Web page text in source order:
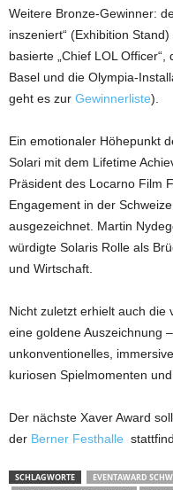
Weitere Bronze-Gewinner:
inszeniert“ (Exhibition
basierte „Chief LOL
Basel und die Olympia-
geht es zur Gewinnerliste).
Ein emotionaler Höhepunkt
Solari mit dem Lifetime
Präsident des Locarno Film
Engagement in der
ausgezeichnet. Martin
würdigte Solaris Rolle als
und Wirtschaft.
Nicht zuletzt erhielt auch die
eine goldene Auszeichnung
unkonventionelles,
kuriosen Spielmomenten
Der nächste Xaver Award
der Berner Festhalle
SCHLAGWORTE EVENTAWARD